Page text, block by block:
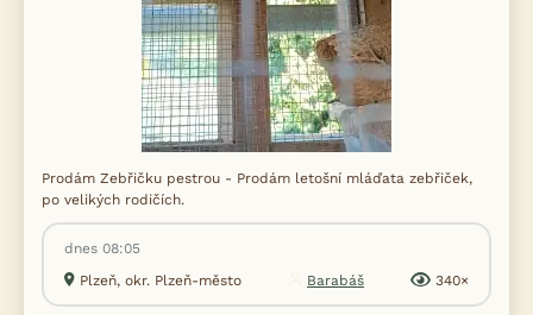
Prodám Zebřičku pestrou - Prodám letošní mláďata zebřiček,
po velikých rodičích.
dnes 08:05
Plzeň, okr. Plzeň-město
Barabáš 340×